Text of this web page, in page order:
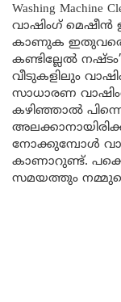
Washing Machine
വാഷിംഗ്
കാണുക ഇതുവരെ
കണ്ടില്ലേൽ
വീടുകളിലും
സാധാരണ
കഴിഞ്ഞാൽ
നോക്കുമ്പോൾ
കാണാറുണ്ട്.
സമയത്തും നമ്മുടെ